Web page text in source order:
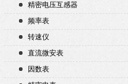
精密电压互感器
频率表
转速仪
直流微安表
因数表